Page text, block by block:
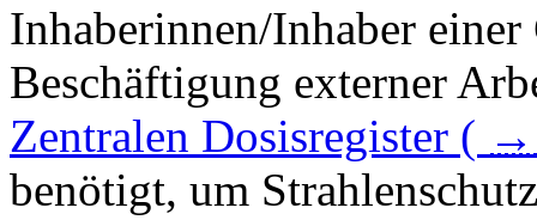
Inhaberinnen/Inhaber
Beschäftigung externer
Zentralen Dosisregister (
benötigt, um